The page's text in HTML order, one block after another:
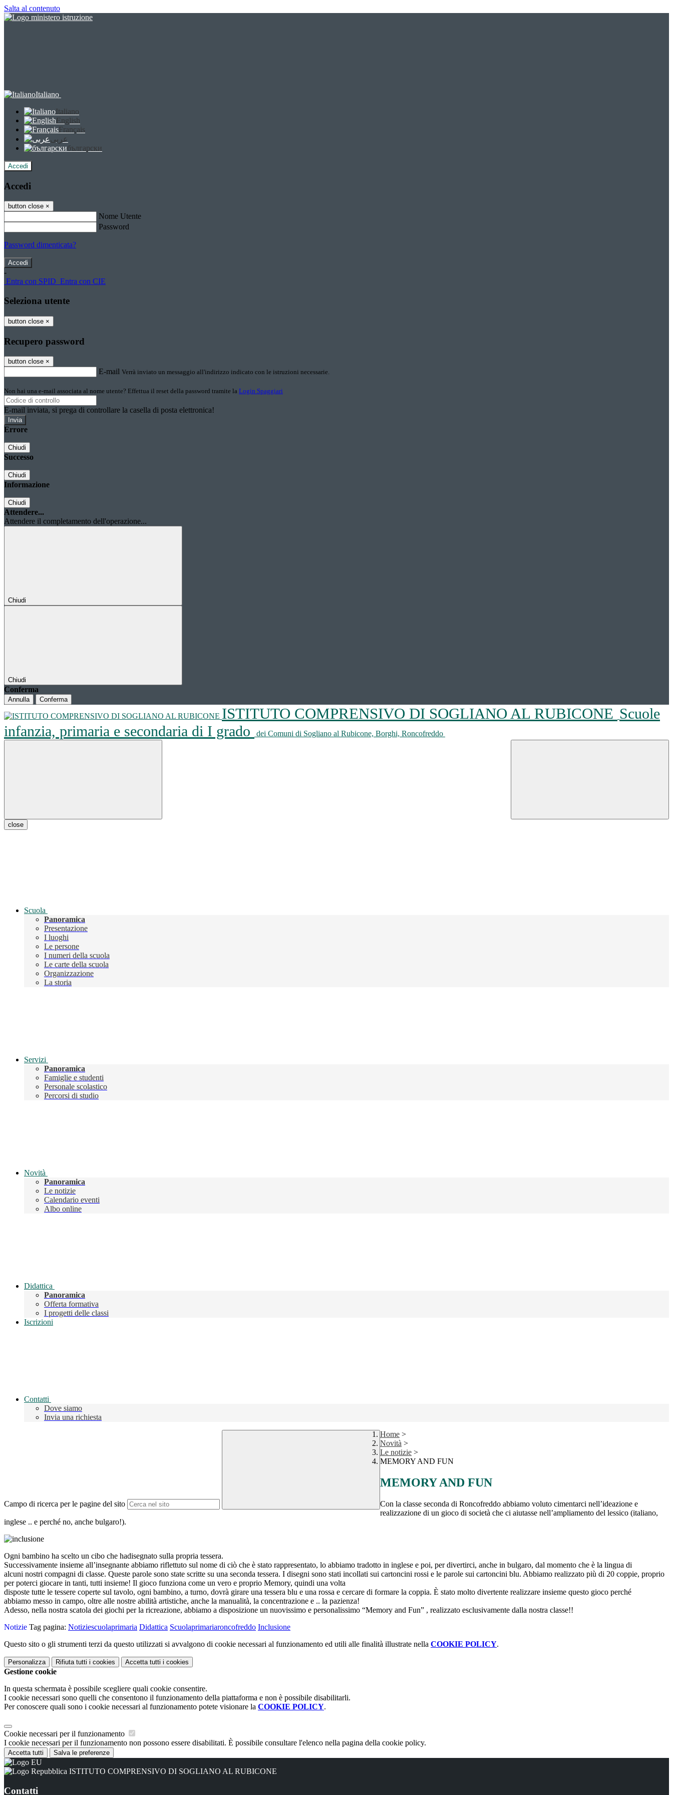
Salta al contenuto
Italiano
Italiano
English
Français
عربى
български
Accedi
Accedi
button close ×
Nome Utente
Password
Password dimenticata?
-
Entra con SPID Entra con CIE
Seleziona utente
button close ×
Recupero password
button close ×
E-mail Verrà inviato un messaggio all'indirizzo indicato con le istruzioni necessarie.
Non hai una e-mail associata al nome utente? Effettua il reset della password tramite la Login Spaggiari
E-mail inviata, si prega di controllare la casella di posta elettronica!
Errore
Chiudi
Successo
Chiudi
Informazione
Chiudi
Attendere...
Attendere il completamento dell'operazione...
Chiudi
Chiudi
Conferma
Annulla Conferma
ISTITUTO COMPRENSIVO DI SOGLIANO AL RUBICONE Scuole
infanzia, primaria e secondaria di I grado
dei Comuni di Sogliano al Rubicone, Borghi, Roncofreddo
close
Scuola
Panoramica
Presentazione
I luoghi
Le persone
I numeri della scuola
Le carte della scuola
Organizzazione
La storia
Servizi
Panoramica
Famiglie e studenti
Personale scolastico
Percorsi di studio
Novità
Panoramica
Le notizie
Calendario eventi
Albo online
Didattica
Panoramica
Offerta formativa
I progetti delle classi
Iscrizioni
Contatti
Dove siamo
Invia una richiesta
Campo di ricerca per le pagine del sito
Home >
Novità >
Le notizie >
MEMORY AND FUN
MEMORY AND FUN
Con la classe seconda di Roncofreddo abbiamo voluto cimentarci nell’ideazione e
realizzazione di un gioco di società che ci aiutasse nell’ampliamento del lessico (italiano,
inglese .. e perché no, anche bulgaro!).
Ogni bambino ha scelto un cibo che hadisegnato sulla propria tessera.
Successivamente insieme all’insegnante abbiamo riflettuto sul nome di ciò che è stato rappresentato, lo abbiamo tradotto in inglese e poi, per divertirci, anche in bulgaro, dal momento che è la lingua di
alcuni nostri compagni di classe. Queste parole sono state scritte su una seconda tessera. I disegni sono stati incollati sui cartoncini rossi e le parole sui cartoncini blu. Abbiamo realizzato più di 20 coppie, proprio
per poterci giocare in tanti, tutti insieme! Il gioco funziona come un vero e proprio Memory, quindi una volta
disposte tutte le tessere coperte sul tavolo, ogni bambino, a turno, dovrà girare una tessera blu e una rossa e cercare di formare la coppia. È stato molto divertente realizzare insieme questo gioco perché
abbiamo messo in campo, oltre alle nostre abilità artistiche, anche la manualità, la concentrazione e .. la pazienza!
Adesso, nella nostra scatola dei giochi per la ricreazione, abbiamo a disposizione un nuovissimo e personalissimo “Memory and Fun” , realizzato esclusivamente dalla nostra classe!!
Notizie Tag pagina: Notiziescuolaprimaria Didattica Scuolaprimariaroncofreddo Inclusione
Questo sito o gli strumenti terzi da questo utilizzati si avvalgono di cookie necessari al funzionamento ed utili alle finalità illustrate nella COOKIE POLICY.
Personalizza Rifiuta tutti i cookies Accetta tutti i cookies
Gestione cookie
In questa schermata è possibile scegliere quali cookie consentire.
I cookie necessari sono quelli che consentono il funzionamento della piattaforma e non è possibile disabilitarli.
Per conoscere quali sono i cookie necessari al funzionamento potete visionare la COOKIE POLICY.
Cookie necessari per il funzionamento
I cookie necessari per il funzionamento non possono essere disabilitati. È possibile consultare l'elenco nella pagina della cookie policy.
Accetta tutti Salva le preferenze
ISTITUTO COMPRENSIVO DI SOGLIANO AL RUBICONE
Contatti